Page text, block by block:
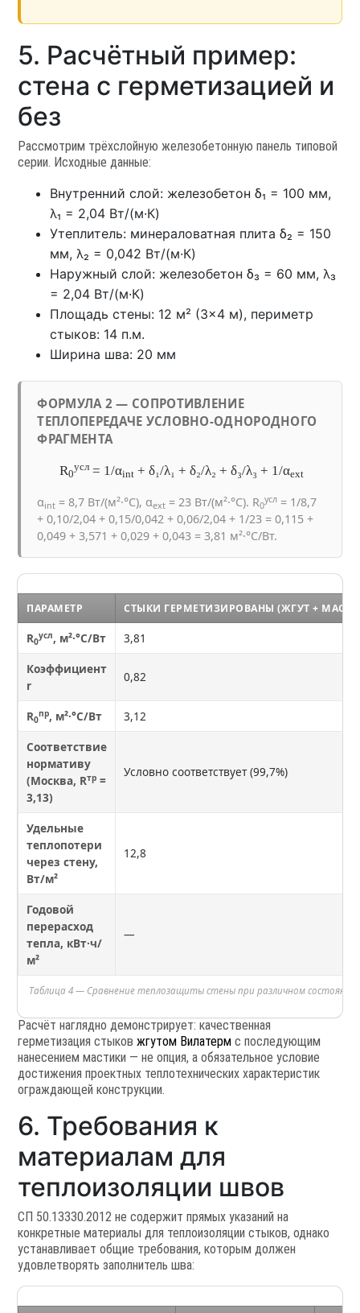
5. Расчётный пример:
стена с герметизацией и
без
Рассмотрим трёхслойную железобетонную панель типовой
серии. Исходные данные:
Внутренний слой: железобетон δ₁ = 100 мм,
λ₁ = 2,04 Вт/(м·К)
Утеплитель: минераловатная плита δ₂ = 150
мм, λ₂ = 0,042 Вт/(м·К)
Наружный слой: железобетон δ₃ = 60 мм, λ₃
= 2,04 Вт/(м·К)
Площадь стены: 12 м² (3×4 м), периметр
стыков: 14 п.м.
Ширина шва: 20 мм
ФОРМУЛА 2 — СОПРОТИВЛЕНИЕ
ТЕПЛОПЕРЕДАЧЕ УСЛОВНО-ОДНОРОДНОГО
ФРАГМЕНТА
R0
усл= 1/αint+ δ₁/λ₁ + δ₂/λ₂ + δ₃/λ₃ + 1/αext
αint = 8,7 Вт/(м²·°C), αext = 23 Вт/(м²·°C). R0
усл = 1/8,7
+ 0,10/2,04 + 0,15/0,042 + 0,06/2,04 + 1/23 = 0,115 +
0,049 + 3,571 + 0,029 + 0,043 = 3,81 м²·°C/Вт.
Таблица 4 — Сравнение теплозащиты стены при различном состоянии
ПАРАМЕТР СТЫКИ ГЕРМЕТИЗИРОВАНЫ (ЖГУТ +
R0
усл, м²·°C/Вт
3,81
Коэффициент
r
0,82
R0
пр, м²·°C/Вт
3,12
Соответствие
нормативу
(Москва, Rтр =
3,13)
Условно соответствует (99,7%)
Удельные
теплопотери
через стену,
Вт/м²
12,8
Годовой
перерасход
тепла, кВт·ч/
м²
—
Расчёт наглядно демонстрирует: качественная
герметизация стыковжгутом Вилатерм с последующим
нанесением мастики — не опция, а обязательное условие
достижения проектных теплотехнических характеристик
ограждающей конструкции.
6. Требования к
материалам для
теплоизоляции швов
СП 50.13330.2012 не содержит прямых указаний на
конкретные материалы для теплоизоляции стыков, однако
устанавливает общие требования, которым должен
удовлетворять заполнитель шва: